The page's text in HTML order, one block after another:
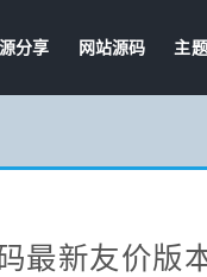
分享 网站源码 主
最新友价版